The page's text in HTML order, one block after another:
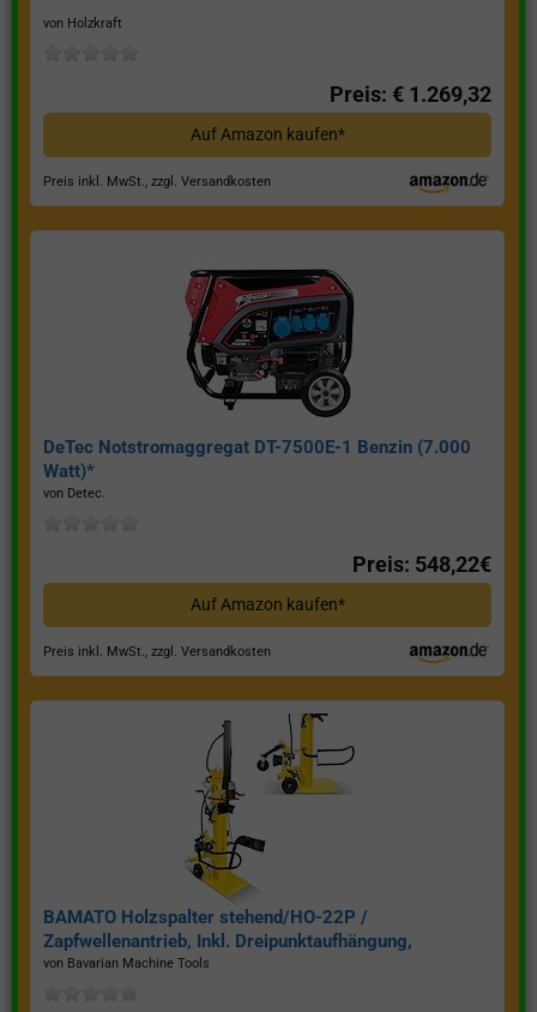
von Holzkraft
Preis: € 1.269,32
Auf Amazon kaufen*
Preis inkl. MwSt., zzgl. Versandkosten
DeTec Notstromaggregat DT-7500E-1 Benzin (7.000
Watt)*
von Detec.
Preis: 548,22€
Auf Amazon kaufen*
Preis inkl. MwSt., zzgl. Versandkosten
BAMATO Holzspalter stehend/HO-22P /
Zapfwellenantrieb, Inkl. Dreipunktaufhängung,
Spaltkraft 22 Tonnen*
von Bavarian Machine Tools